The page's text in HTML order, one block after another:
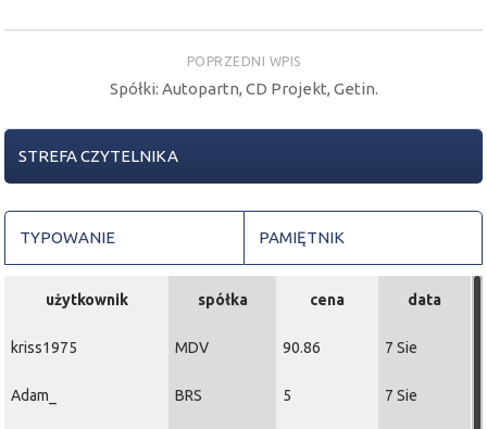
POPRZEDNI WPIS
Spółki: Autopartn, CD Projekt, Getin.
STREFA CZYTELNIKA
TYPOWANIE PAMIĘTNIK
użytkownik spółka cena data
kriss1975 MDV 90.86 7 Sie
Adam_ BRS 5 7 Sie